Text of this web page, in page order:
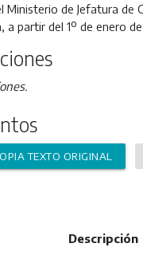
Ministerio de Jefatura
a partir del 1º de enero
TEXTO ORIGINAL
Descripción